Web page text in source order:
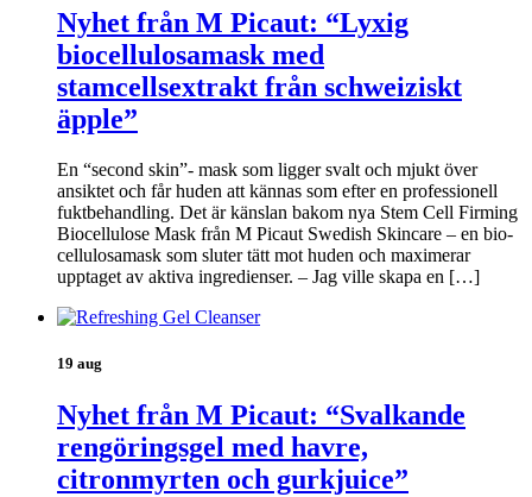
Nyhet från M Picaut: “Lyxig
biocellulosamask med
stamcellsextrakt från schweiziskt
äpple”
En “second skin”- mask som ligger svalt och mjukt över
ansiktet och får huden att kännas som efter en professionell
fuktbehandling. Det är känslan bakom nya Stem Cell Firming
Biocellulose Mask från M Picaut Swedish Skincare – en bio-
cellulosamask som sluter tätt mot huden och maximerar
upptaget av aktiva ingredienser. – Jag ville skapa en […]
19 aug
Nyhet från M Picaut: “Svalkande
rengöringsgel med havre,
citronmyrten och gurkjuice”